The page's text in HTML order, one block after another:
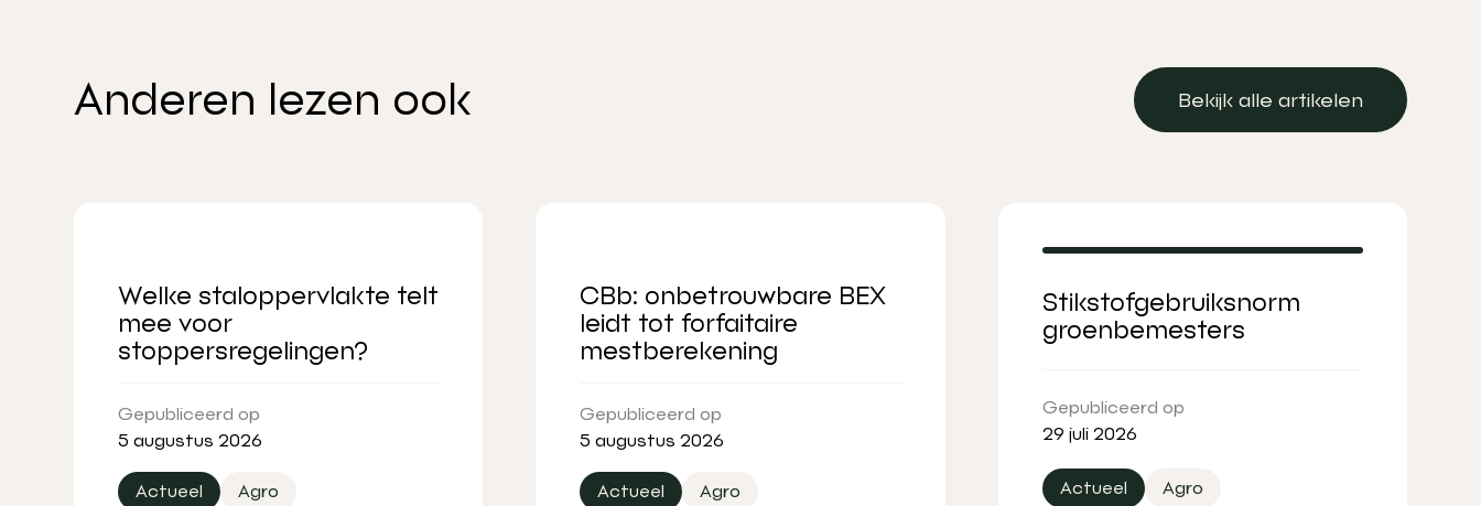
Anderen lezen ook
Bekijk alle artikelen
Bekijk alle artikelen
Welke staloppervlakte telt
mee voor
stoppersregelingen?
Gepubliceerd op
5 augustus 2026
Actueel Agro
CBb: onbetrouwbare BEX
leidt tot forfaitaire
mestberekening
Gepubliceerd op
5 augustus 2026
Actueel Agro
Stikstofgebruiksnorm
groenbemesters
Gepubliceerd op
29 juli 2026
Actueel Agro